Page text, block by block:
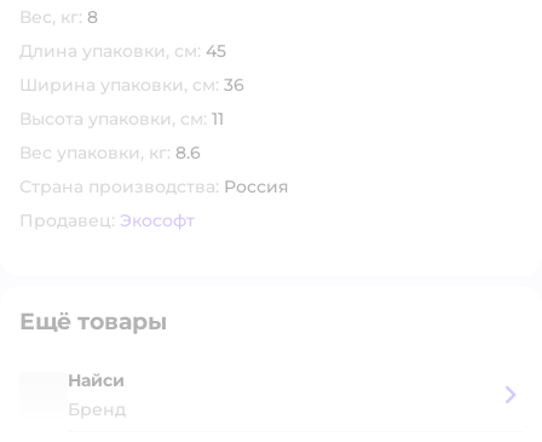
Вес, кг: 8
Длина упаковки, см: 45
Ширина упаковки, см: 36
Высота упаковки, см: 11
Вес упаковки, кг: 8.6
Страна производства: Россия
Продавец: Экософт
Ещё товары
Найси
Бренд